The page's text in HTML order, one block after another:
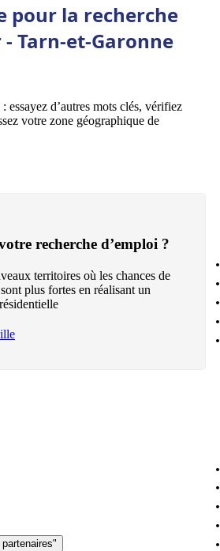
pour la recherche
Tarn-et-Garonne
essayez d’autres mots clés, vérifiez
votre zone géographique de
recherche d’emploi ?
territoires où les chances de
plus fortes en réalisant un